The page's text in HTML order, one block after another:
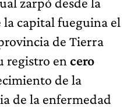
capital fueguina el
de Tierra
registro en cero
de la
de la enfermedad